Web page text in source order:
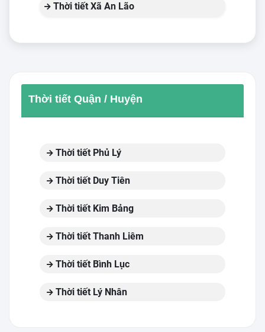
Thời tiết Xã An Lão
Thời tiết Quận / Huyện
Thời tiết Phủ Lý
Thời tiết Duy Tiên
Thời tiết Kim Bảng
Thời tiết Thanh Liêm
Thời tiết Bình Lục
Thời tiết Lý Nhân